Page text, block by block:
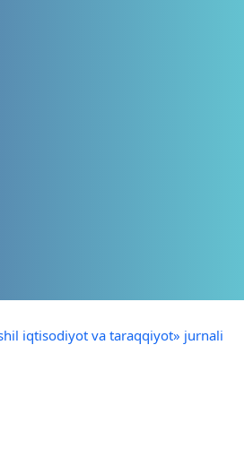
iqtisodiyot va taraqqiyot» jurnali